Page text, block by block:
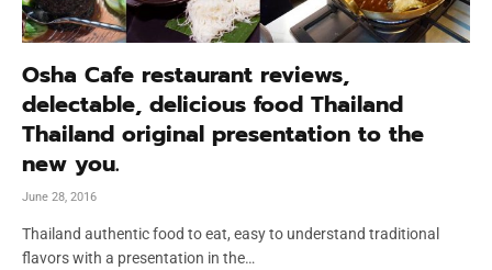
Osha Cafe restaurant reviews,
delectable, delicious food Thailand
Thailand original presentation to the
new you.
June 28, 2016
Thailand authentic food to eat, easy to understand traditional
flavors with a presentation in the…